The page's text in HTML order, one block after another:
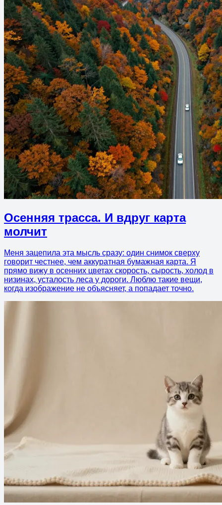
Осенняя трасса. И вдруг карта
молчит
Меня зацепила эта мысль сразу: один снимок сверху
говорит честнее, чем аккуратная бумажная карта. Я
прямо вижу в осенних цветах скорость, сырость, холод в
низинах, усталость леса у дороги. Люблю такие вещи,
когда изображение не объясняет, а попадает точно.